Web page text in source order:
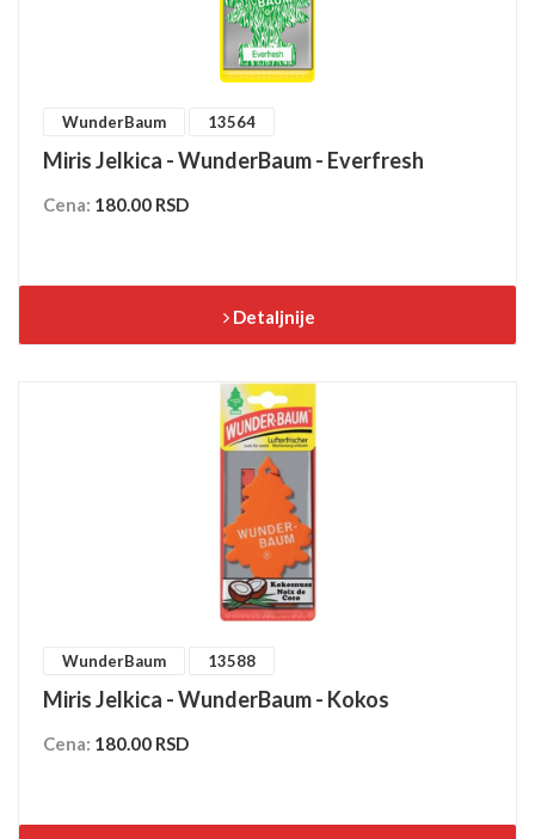
WunderBaum 13564
Miris Jelkica - WunderBaum - Everfresh
Cena: 180.00 RSD
Detaljnije
WunderBaum 13588
Miris Jelkica - WunderBaum - Kokos
Cena: 180.00 RSD